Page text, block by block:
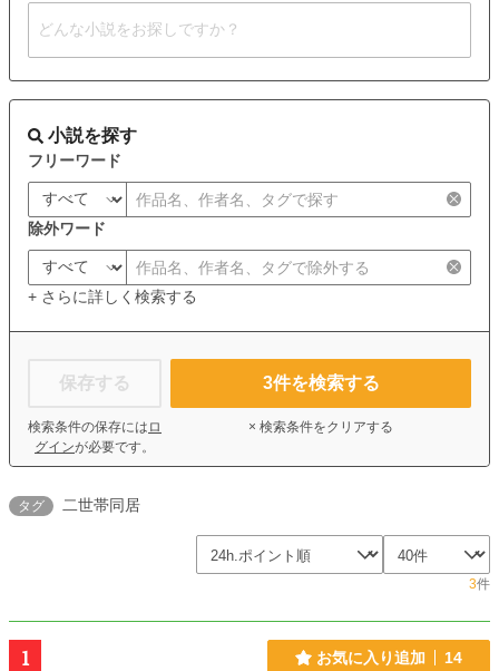
小説を探す
フリーワード
除外ワード
+ さらに詳しく検索する
保存する
検索条件の保存には ロ
グインが必要です。
3件を検索する
× 検索条件をクリアする
タグ 二世帯同居
3件
1 お気に入り追加 14